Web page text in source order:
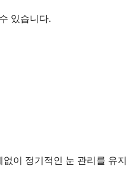
있습니다.
이 정기적인 눈 관리를 유지